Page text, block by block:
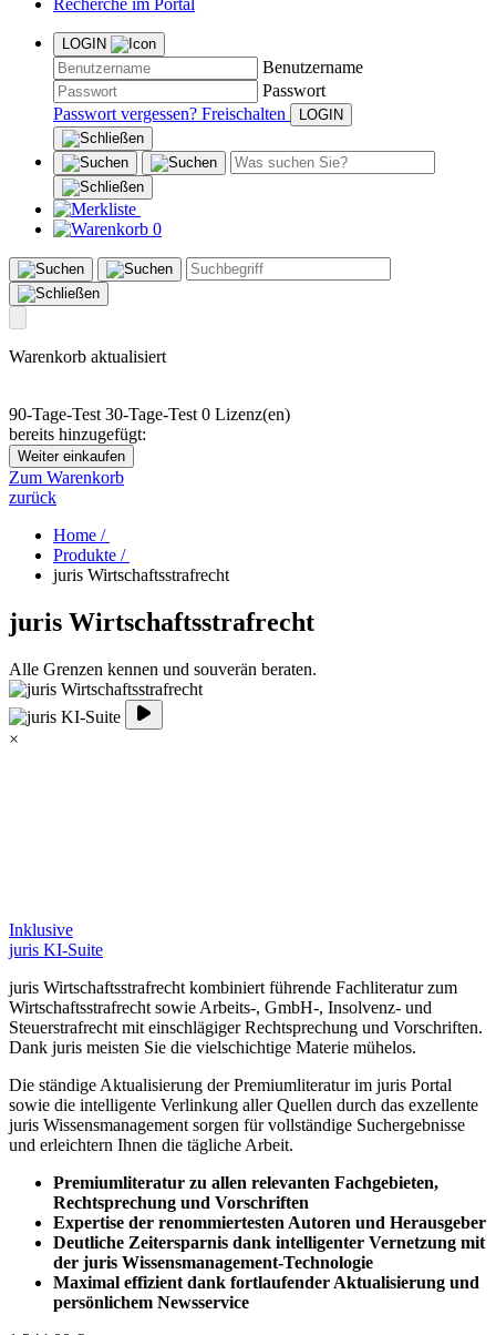
Recherche im Portal
LOGIN
Benutzername
Passwort
Passwort vergessen? Freischalten
0
Warenkorb aktualisiert
90-Tage-Test 30-Tage-Test 0 Lizenz(en)
bereits hinzugefügt:
Weiter einkaufen
Zum Warenkorb
zurück
Home /
Produkte /
juris Wirtschaftsstrafrecht
juris Wirtschaftsstrafrecht
Alle Grenzen kennen und souverän beraten.
×
Inklusive
juris KI-Suite
juris Wirtschaftsstrafrecht kombiniert führende Fachliteratur zum
Wirtschaftsstrafrecht sowie Arbeits-, GmbH-, Insolvenz- und
Steuerstrafrecht mit einschlägiger Rechtsprechung und Vorschriften.
Dank juris meisten Sie die vielschichtige Materie mühelos.
Die ständige Aktualisierung der Premiumliteratur im juris Portal
sowie die intelligente Verlinkung aller Quellen durch das exzellente
juris Wissensmanagement sorgen für vollständige Suchergebnisse
und erleichtern Ihnen die tägliche Arbeit.
Premiumliteratur zu allen relevanten Fachgebieten,
Rechtsprechung und Vorschriften
Expertise der renommiertesten Autoren und Herausgeber
Deutliche Zeitersparnis dank intelligenter Vernetzung mit
der juris Wissensmanagement-Technologie
Maximal effizient dank fortlaufender Aktualisierung und
persönlichem Newsservice